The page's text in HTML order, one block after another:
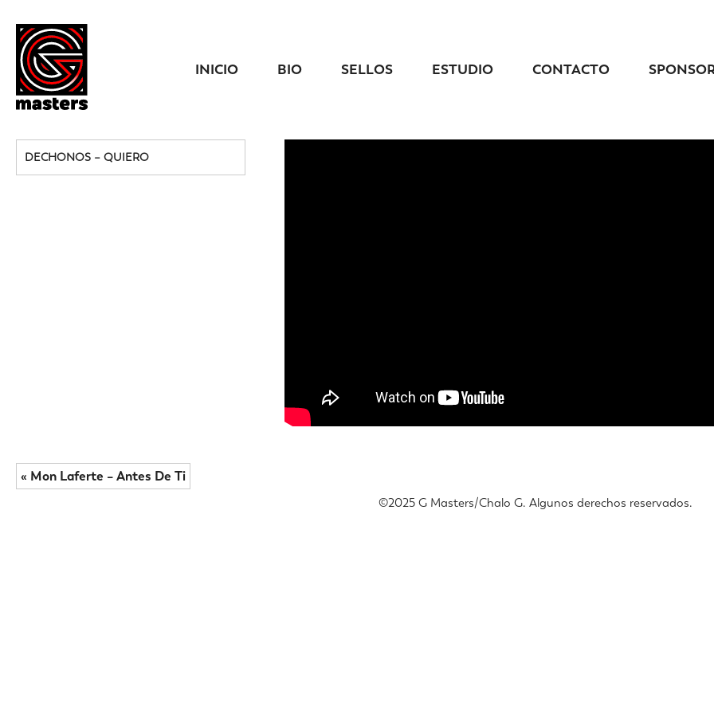
INICIO BIO SELLOS ESTUDIO CONTACTO
DECHONOS – QUIERO
« Mon Laferte – Antes De Ti
©️2025 G Masters/Chalo G. Algunos derechos reservados.